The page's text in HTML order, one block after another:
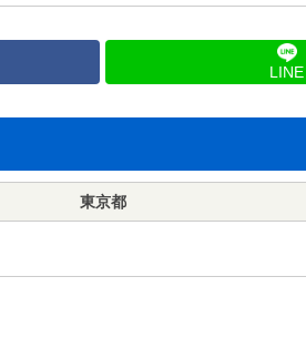
LINE
東京都